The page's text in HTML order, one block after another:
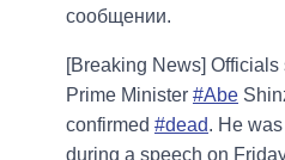
сообщении.
[Breaking News]
Prime Minister #Abe
confirmed #dead. He
during a speech on